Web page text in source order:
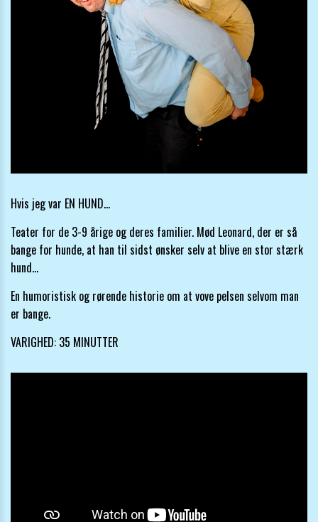
Hvis jeg var EN HUND...
Teater for de 3-9 årige og deres familier. Mød Leonard, der er så
bange for hunde, at han til sidst ønsker selv at blive en stor stærk
hund...
En humoristisk og rørende historie om at vove pelsen selvom man
er bange.
VARIGHED: 35 MINUTTER